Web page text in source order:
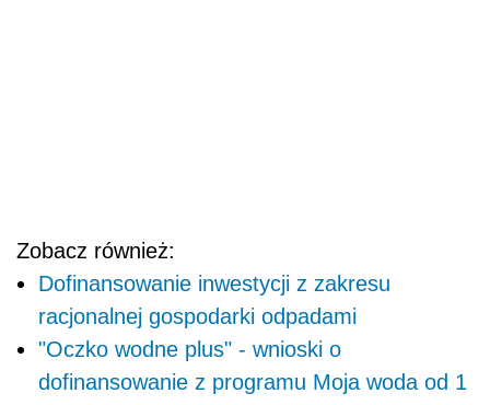
Zobacz również:
Dofinansowanie inwestycji z zakresu
racjonalnej gospodarki odpadami
"Oczko wodne plus" - wnioski o
dofinansowanie z programu Moja woda od 1